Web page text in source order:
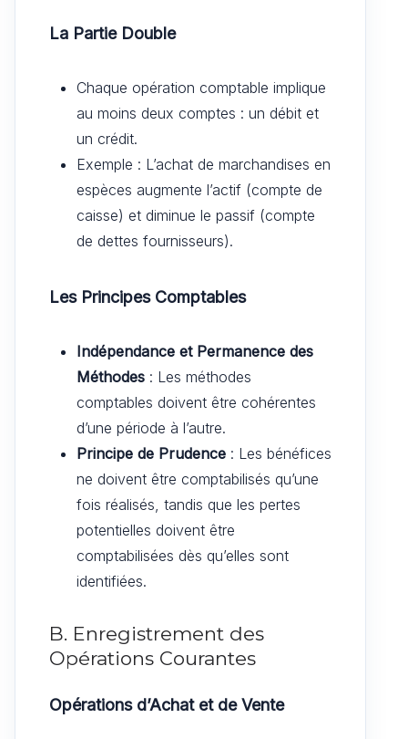
La Partie Double
Chaque opération comptable implique
au moins deux comptes : un débit et
un crédit.
Exemple : L’achat de marchandises en
espèces augmente l’actif (compte de
caisse) et diminue le passif (compte
de dettes fournisseurs).
Les Principes Comptables
Indépendance et Permanence des
Méthodes : Les méthodes
comptables doivent être cohérentes
d’une période à l’autre.
Principe de Prudence : Les bénéfices
ne doivent être comptabilisés qu’une
fois réalisés, tandis que les pertes
potentielles doivent être
comptabilisées dès qu’elles sont
identifiées.
B. Enregistrement des
Opérations Courantes
Opérations d’Achat et de Vente